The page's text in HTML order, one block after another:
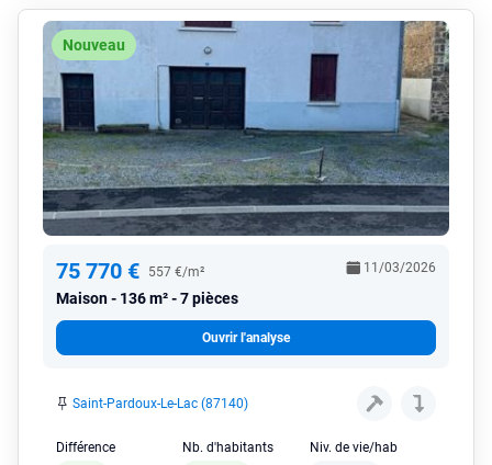
Nouveau
75 770 € 557 €/m²
Maison 136 m² - 7 pièces
11/03/2026
Ouvrir l'analyse
Saint-Pardoux-Le-Lac (87140)
Différence
Nb. d'habitants
Niv. de vie/hab